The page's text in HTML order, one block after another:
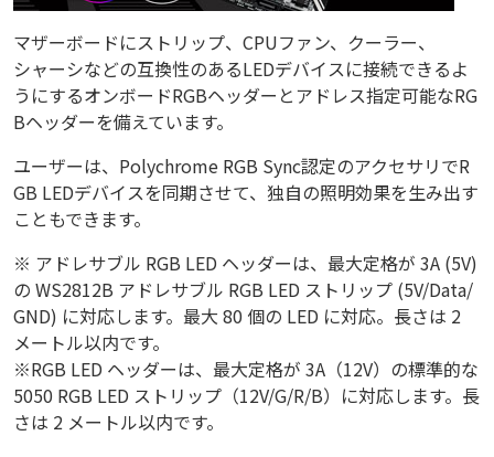
マザーボードにストリップ、CPUファン、クーラー、
シャーシなどの互換性のあるLEDデバイスに接続できるよ
うにするオンボードRGBヘッダーとアドレス指定可能なRG
Bヘッダーを備えています。
ユーザーは、Polychrome RGB Sync認定のアクセサリでR
GB LEDデバイスを同期させて、独自の照明効果を生み出す
こともできます。
※ アドレサブル RGB LED ヘッダーは、最大定格が 3A (5V)
の WS2812B アドレサブル RGB LED ストリップ (5V/Data/
GND) に対応します。最大 80 個の LED に対応。長さは 2
メートル以内です。
※RGB LED ヘッダーは、最大定格が 3A（12V）の標準的な
5050 RGB LED ストリップ（12V/G/R/B）に対応します。長
さは 2 メートル以内です。